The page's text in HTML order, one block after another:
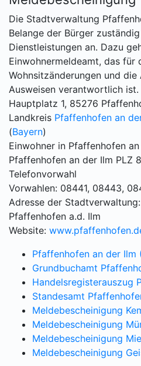
Die Stadtverwaltung
Belange der Bürger
Dienstleistungen an. Dazu
Einwohnermeldeamt, das für
Wohnsitzänderungen und
Ausweisen verantwortlich
Hauptplatz 1, 85276
Landkreis Pfaffenhofen an
(Bayern)
Einwohner in Pfaffenhofen
Pfaffenhofen an der Ilm PLZ
Telefonvorwahl
Vorwahlen: 08441, 08443,
Adresse der
Pfaffenhofen a.d. Ilm
Website:
Pfaffenhofen an der Ilm
Grundbuchamt
Handelsregisterauszug
Standesamt
Meldebescheinigung
Meldebescheinigung
Meldebescheinigung
Meldebescheinigung